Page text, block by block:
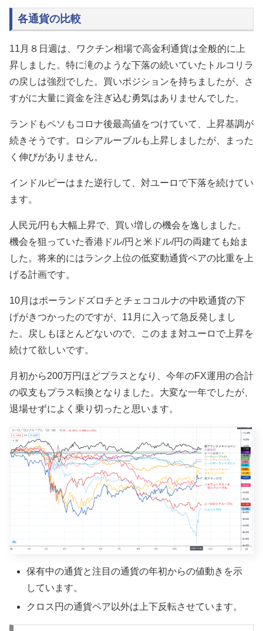
各通貨の比較
11月８日週は、ワクチン相場で高金利通貨は全般的に上
昇しました。特に滝のような下落の続いていたトルコリラ
の戻しは強烈でした。買いポジションを持ちましたが、さ
すがに大量に資金を注ぎ込む勇気はありませんでした。
ランドもペソもコロナ後最高値をつけていて、上昇基調が
続きそうです。ロシアルーブルも上昇しましたが、まった
く伸びがありません。
インドルピーはまた逆行して、対ユーロで下落を続けてい
ます。
人民元/円も大幅上昇で、買い増しの機会を逸しました。
機会を狙っていた香港ドル/円と米ドル/円の両建ても始ま
した。将来的にはランク上位の低変動通貨ペアの比重を上
げる計画です。
10月はポーランドズロチとチェココルナの中欧通貨の下
げがきつかったのですが、11月に入って急反発しまし
た。戻しもほとんどないので、このまま対ユーロで上昇を
続けて欲しいです。
月初から200万円ほどプラスとなり、今年のFX運用の合計
の収支もプラス転換となりました。大変な一年でしたが、
退場せずによく乗り切ったと思います。
保有中の通貨と注目の通貨の年初からの値動きを示
しています。
クロス円の通貨ペア以外は上下反転させています。